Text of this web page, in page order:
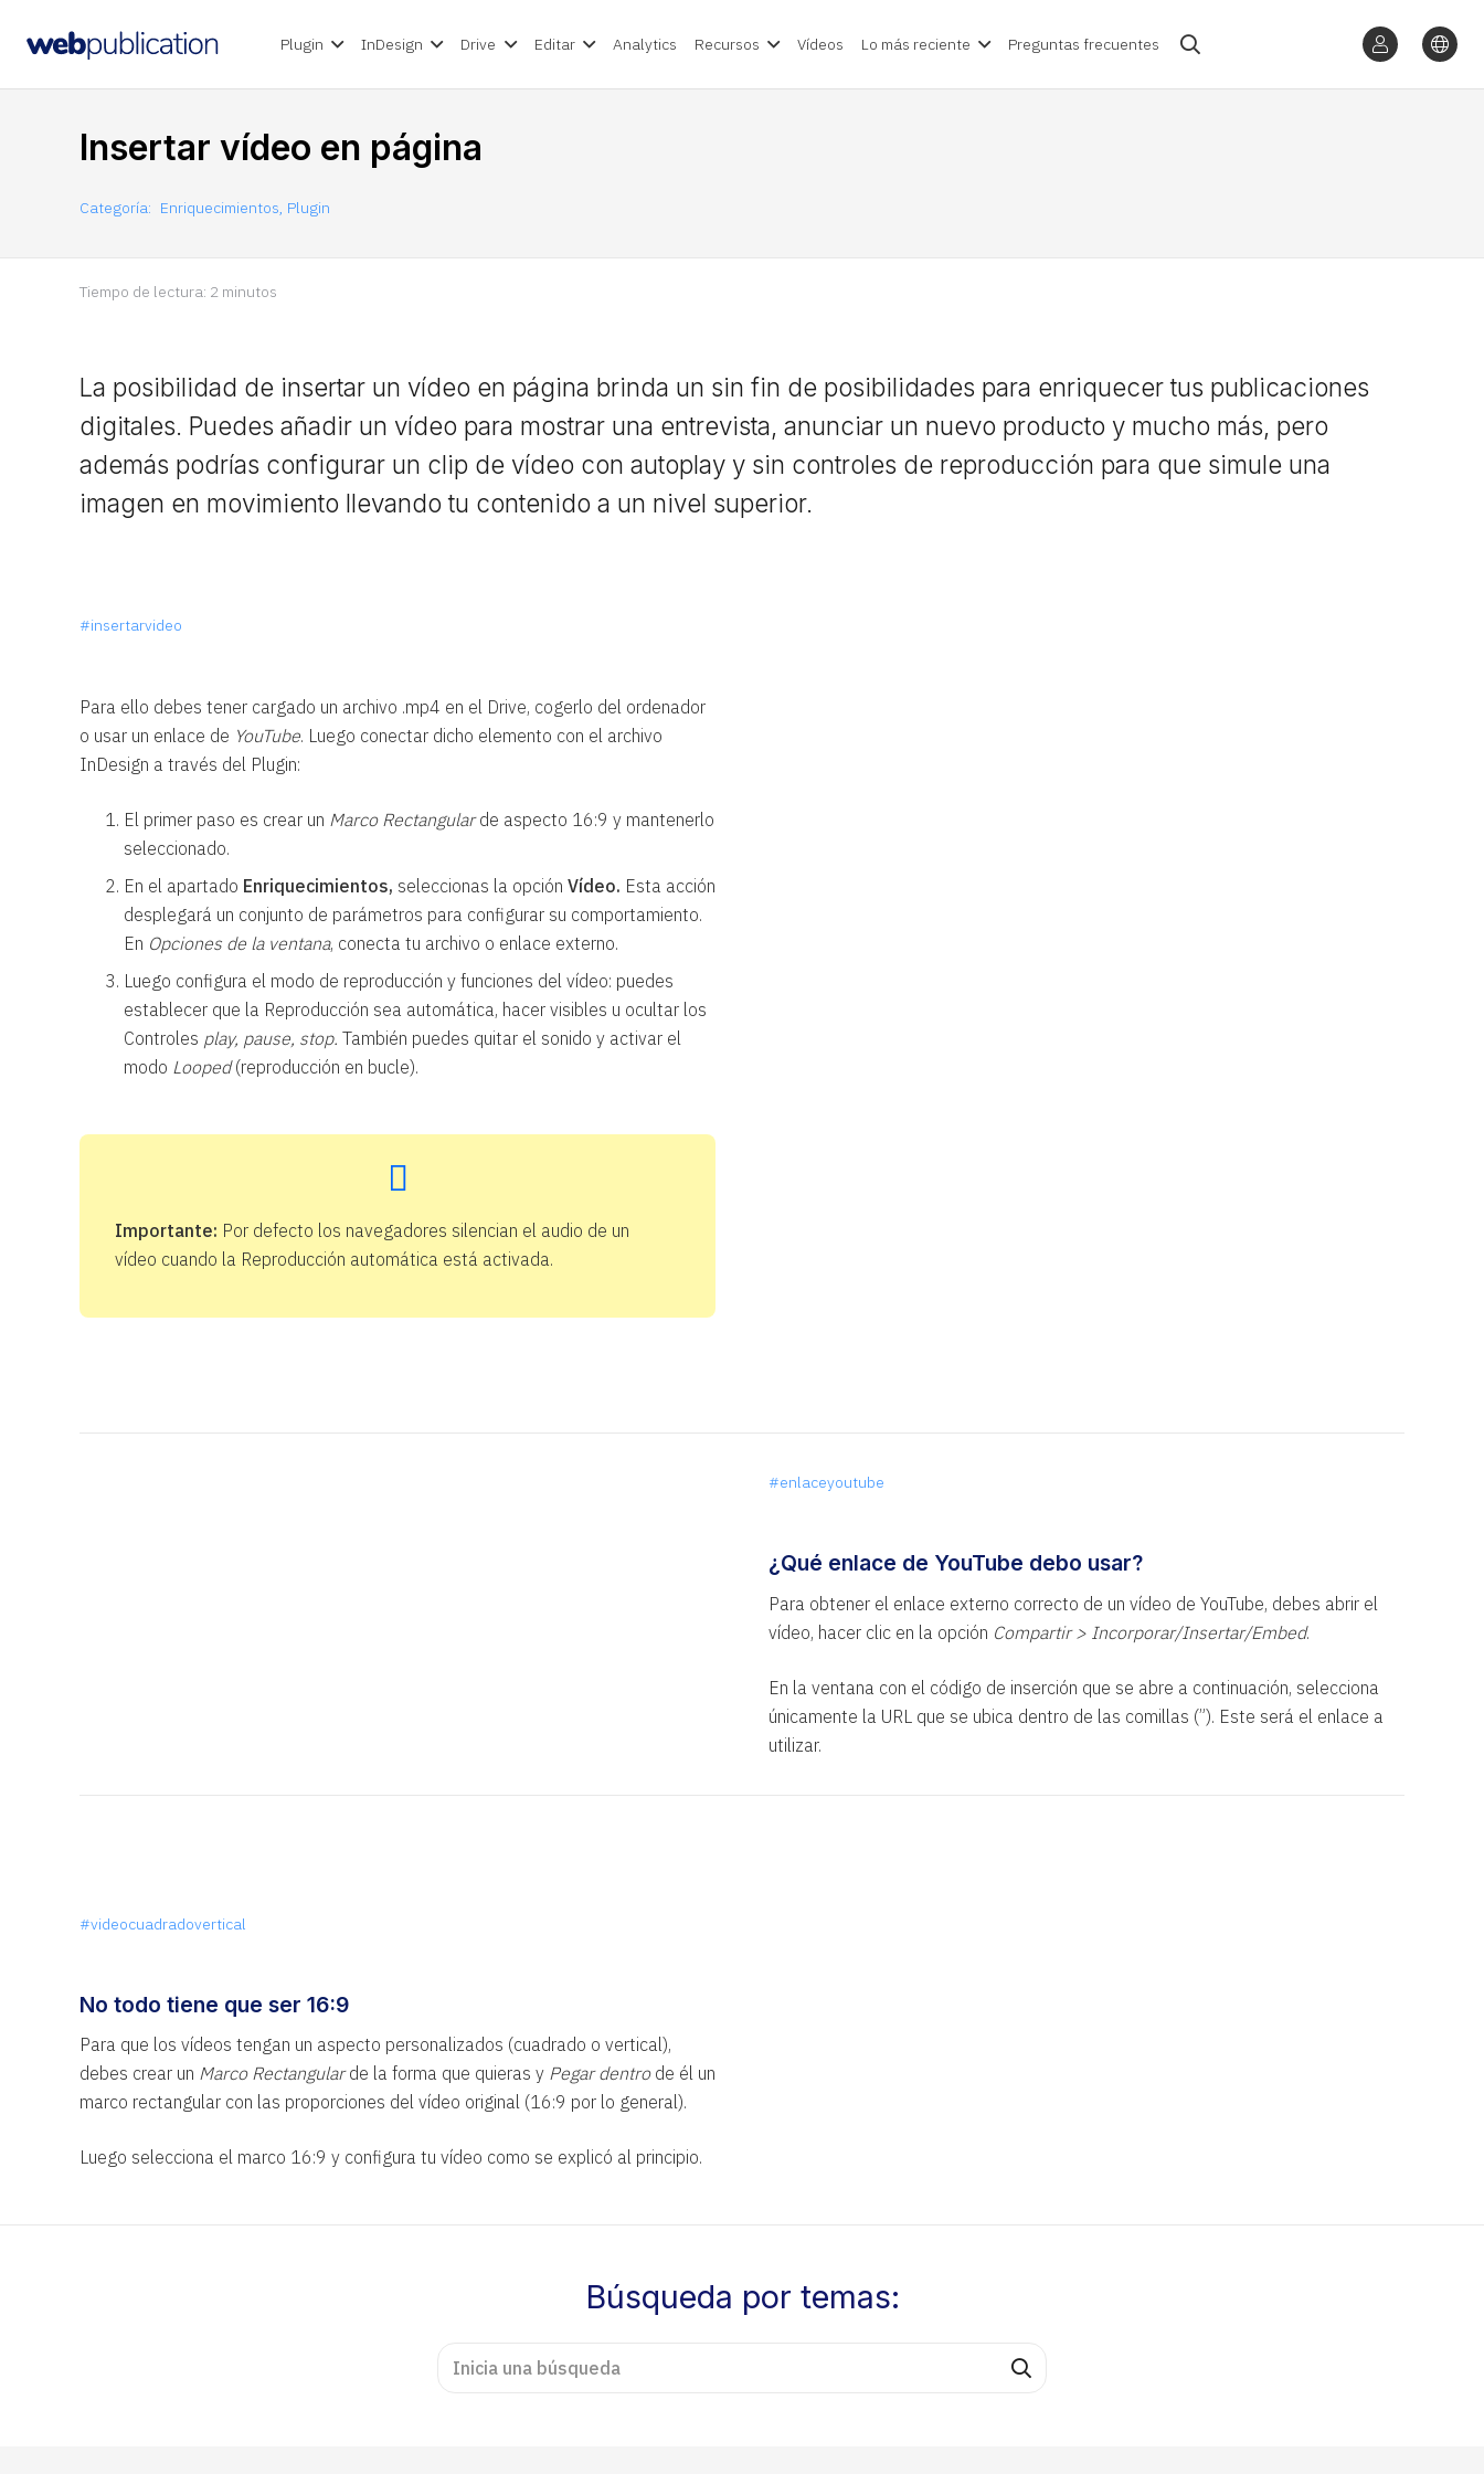
Plugin InDesign Drive Editar Analytics Recursos Vídeos Lo más reciente Preguntas frecuentes
Insertar vídeo en página
Categoría: Enriquecimientos, Plugin
Tiempo de lectura: 2 minutos
La posibilidad de insertar un vídeo en página brinda un sin fin de posibilidades para enriquecer tus publicaciones
digitales. Puedes añadir un vídeo para mostrar una entrevista, anunciar un nuevo producto y mucho más, pero
además podrías configurar un clip de vídeo con autoplay y sin controles de reproducción para que simule una
imagen en movimiento llevando tu contenido a un nivel superior.
#insertarvideo
Para ello debes tener cargado un archivo .mp4 en el Drive, cogerlo del ordenador
o usar un enlace de YouTube. Luego conectar dicho elemento con el archivo
InDesign a través del Plugin:
El primer paso es crear un Marco Rectangularde aspecto 16:9 y mantenerlo
seleccionado.
En el apartado Enriquecimientos, seleccionas la opción Vídeo. Esta acción
desplegará un conjunto de parámetros para configurar su comportamiento.
En Opciones de la ventana, conecta tu archivo o enlace externo.
Luego configura el modo de reproducción y funciones del vídeo: puedes
establecer que la Reproducción sea automática, hacer visibles u ocultar los
Controles play, pause, stop. También puedes quitar el sonido y activar el
modo Looped(reproducción en bucle).
Importante: Por defecto los navegadores silencian el audio de un
vídeo cuando la Reproducción automática está activada.
#enlaceyoutube
¿Qué enlace de YouTube debo usar?
Para obtener el enlace externo correcto de un vídeo de YouTube, debes abrir el
vídeo, hacer clic en la opción Compartir > Incorporar/Insertar/Embed.
En la ventana con el código de inserción que se abre a continuación, selecciona
únicamente la URL que se ubica dentro de las comillas (”). Este será el enlace a
utilizar.
#videocuadradovertical
No todo tiene que ser 16:9
Para que los vídeos tengan un aspecto personalizados (cuadrado o vertical),
debes crear un Marco Rectangularde la forma que quieras y Pegar dentrode él un
marco rectangular con las proporciones del vídeo original (16:9 por lo general).
Luego selecciona el marco 16:9 y configura tu vídeo como se explicó al principio.
Búsqueda por temas: